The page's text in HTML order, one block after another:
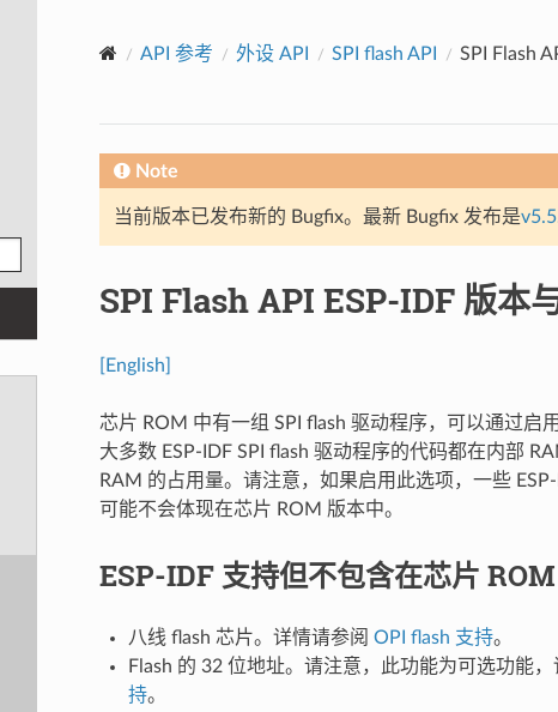
API 参考 外设 API SPI flash API
SPI Flash
Note
当前版本已发布新的 Bugfix。最新 Bugfix 发布是
SPI Flash API ESP-IDF 版本
[English]
芯片 ROM 中有一组 SPI flash 驱动程序，可以通过启用
大多数 ESP-IDF SPI flash 驱动程序的代码都在内部
RAM 的占用量。请注意，如果启用此选项，一些
可能不会体现在芯片 ROM 版本中。
ESP-IDF 支持但不包含在芯片
八线 flash 芯片。详情请参阅 OPI flash 支持。
Flash 的 32 位地址。请注意，此功能为可选功能，
持。